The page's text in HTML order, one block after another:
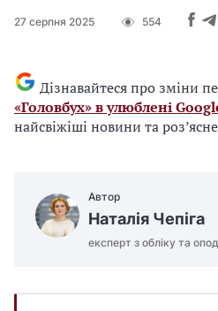
27 серпня 2025 554
Дізнавайтеся про зміни
«Головбух» в улюблені
найсвіжіші новини та
Автор
Наталія Чепіга
експерт з обліку та